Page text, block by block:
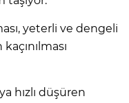
yeterli ve dengeli
hızlı düşüren